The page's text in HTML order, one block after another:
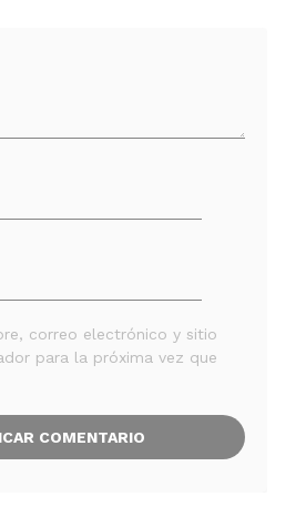
correo electrónico y sitio
para la próxima vez que